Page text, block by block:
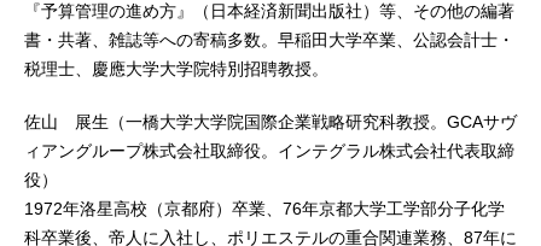
『予算管理の進め方』（日本経済新聞出版社）等、その他の編著
書・共著、雑誌等への寄稿多数。早稲田大学卒業、公認会計士・
税理士、慶應大学大学院特別招聘教授。
佐山 展生（一橋大学大学院国際企業戦略研究科教授。GCAサヴ
ィアングループ株式会社取締役。インテグラル株式会社代表取締
役）
1972年洛星高校（京都府）卒業、76年京都大学工学部分子化学
科卒業後、帝人に入社し、ポリエステルの重合関連業務、87年に